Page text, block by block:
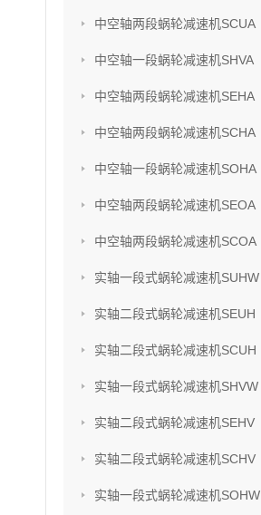
中空轴两段蜗轮减速机SCUA
中空轴一段蜗轮减速机SHVA
中空轴两段蜗轮减速机SEHA
中空轴两段蜗轮减速机SCHA
中空轴一段蜗轮减速机SOHA
中空轴两段蜗轮减速机SEOA
中空轴两段蜗轮减速机SCOA
实轴一段式蜗轮减速机SUHW
实轴二段式蜗轮减速机SEUH
实轴二段式蜗轮减速机SCUH
实轴一段式蜗轮减速机SHVW
实轴二段式蜗轮减速机SEHV
实轴二段式蜗轮减速机SCHV
实轴一段式蜗轮减速机SOHW